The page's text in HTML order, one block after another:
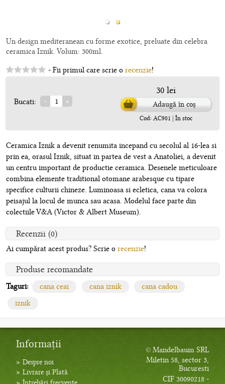
Un design mediteranean cu forme exotice, preluate din celebra
ceramica Iznik. Volum: 300ml.
- Fii primul care scrie o recenzie!
Bucati:
30 lei
Adaugă în coș
Cod: AC901 | În stoc
Ceramica Iznik a devenit renumita incepand cu secolul al 16-lea si
prin ea, orasul Iznik, situat in partea de vest a Anatoliei, a devenit
un centru important de productie ceramica. Desenele meticuloare
combina elemente traditional otomane arabesque cu tipare
specifice culturii chineze. Luminoasa si ecletica, cana va colora
peisajul la locul de munca sau acasa. Modelul face parte din
colectiile V&A (Victor & Albert Museum).
Recenzii (0)
Ai cumpărat acest produs? Scrie o recenzie!
Produse recomandate
Taguri: cana ceai cana iznik
cana cadou
iznik
Informații
» Despre noi
» Livrare și Plată
© Mandelbaum SRL
Miletin 58, sector 3,
Bucuresti
CIF 30090218 -